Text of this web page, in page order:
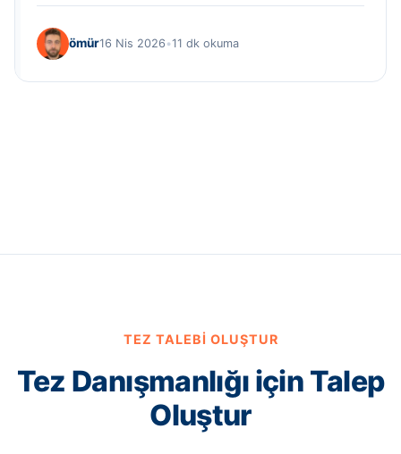
ömür16 Nis 2026 •11 dk okuma
TEZ TALEBI OLUŞTUR
Tez Danışmanlığı için Talep
Oluştur